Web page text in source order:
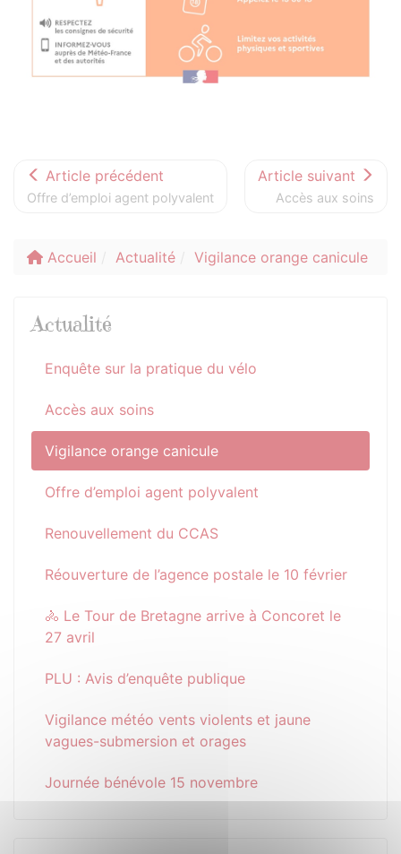
Article précédent
Offre d’emploi agent polyvalent
Article suivant
Accès aux soins
Accueil Actualité Vigilance orange canicule
Actualité
Enquête sur la pratique du vélo
Accès aux soins
Vigilance orange canicule
Offre d’emploi agent polyvalent
Renouvellement du CCAS
Réouverture de l’agence postale le 10 février
🚴 Le Tour de Bretagne arrive à Concoret le
27 avril
PLU : Avis d’enquête publique
Vigilance météo vents violents et jaune
vagues-submersion et orages
Journée bénévole 15 novembre